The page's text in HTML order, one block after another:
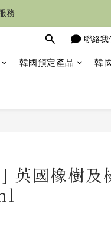
聯絡我
韓國預定產品 韓
英國橡樹及